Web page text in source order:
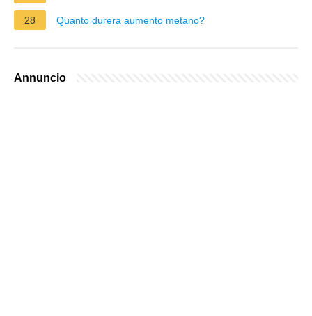
28 Quanto durera aumento metano?
Annuncio